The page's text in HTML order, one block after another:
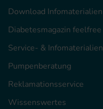
Download Infomaterialien
Diabetesmagazin feelfree
Service- & Infomaterialien
Pumpenberatung
Reklamationsservice
Wissenswertes